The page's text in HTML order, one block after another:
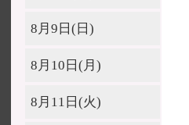
8月9日( 日 )
8月10日( 月 )
8月11日(火)